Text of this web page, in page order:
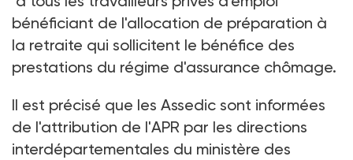
bénéficiant de l'allocation de préparation à
la retraite qui sollicitent le bénéfice des
prestations du régime d'assurance chômage.
Il est précisé que les Assedic sont informées
de l'attribution de l'APR par les directions
interdépartementales du ministère des